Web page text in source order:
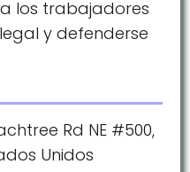
los trabajadores
y defenderse
Rd NE #500,
Unidos